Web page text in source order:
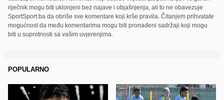
riječnik mogu biti uklonjeni bez najave i objašnjenja, ali to ne obavezuje
SportSport.ba da obriše sve komentare koji krše pravila. Čitanjem prihvatate
mogućnost da među komentarima mogu biti pronađeni sadržaji koji mogu
biti u suprotnosti sa vašim uvjerenjima.
POPULARNO